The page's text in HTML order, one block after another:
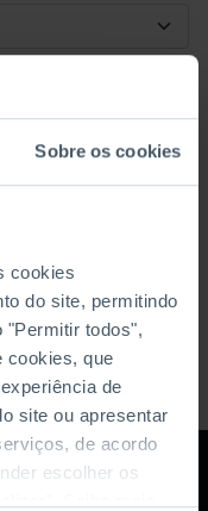
Sobre os cookies
cookies
do site, permitindo
"Permitir todos",
cookies, que
de
site ou apresentar
de acordo
escolher os